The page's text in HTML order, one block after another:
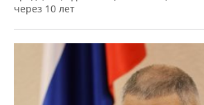
через 10 лет